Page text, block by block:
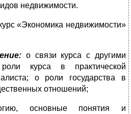
недвижимости.
«Экономика недвижимости»
о связи курса с другими
курса в практической
о роли государства в
отношений;
основные понятия и